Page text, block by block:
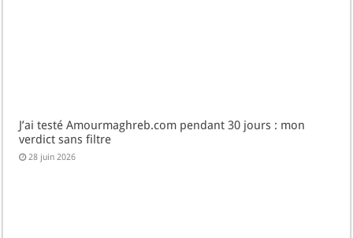
J’ai testé Amourmaghreb.com pendant 30 jours : mon
verdict sans filtre
28 juin 2026